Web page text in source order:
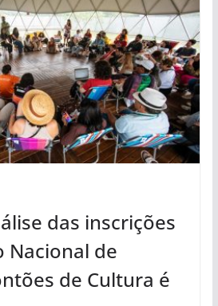
das inscrições
Nacional de
de Cultura é